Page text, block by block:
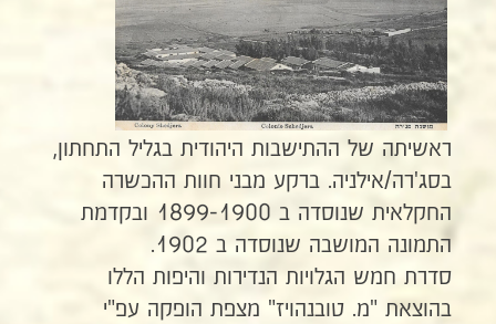
ראשיתה של ההתישבות היהודית בגליל התחתון,
בסג'רה/אילניה. ברקע מבני חוות ההכשרה
החקלאית שנוסדה ב 1899-1900 ובקדמת
התמונה המושבה שנוסדה ב 1902.
סדרת חמש הגלויות הנדירות והיפות הללו
בהוצאת "מ. טובנהויז" מצפת הופקה עפ"י